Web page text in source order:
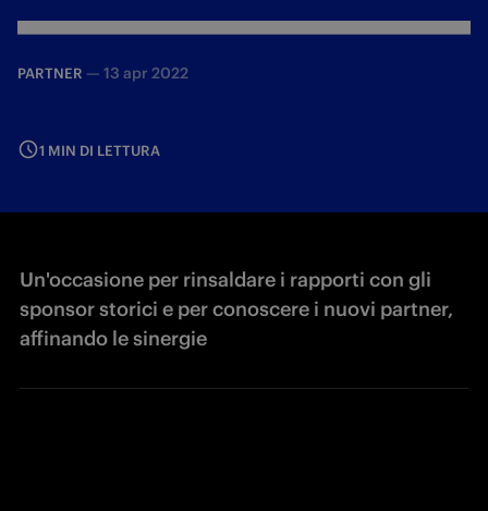
PARTNER — 13 apr 2022
1 MIN DI LETTURA
Un'occasione per rinsaldare i rapporti con gli
sponsor storici e per conoscere i nuovi partner,
affinando le sinergie